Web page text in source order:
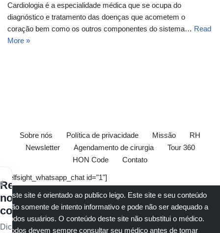
Cardiologia é a especialidade médica que se ocupa do
diagnóstico e tratamento das doenças que acometem o
coração bem como os outros componentes do sistema… Read
More »
Sobre nós Política de privacidade Missão
RH
Newsletter
Agendamento de cirurgia
Tour 360
HON Code
Contato
[elfsight_whatsapp_chat id="1"]
Este site é orientado ao publico leigo. Este site e seu conteúdo
são somente de intento informativo e pode não ser adequado a
todos usuários. O conteúdo deste site não substitui o médico.
Todos devem sempre consultar seu médico antes de tomar
Receba
nossos
conteúdos
Dicas